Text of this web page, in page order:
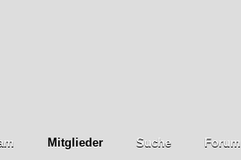
Mitglieder Suche Forum